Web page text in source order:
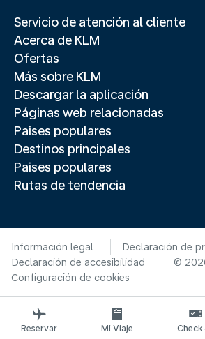
Servicio de atención al cliente
Acerca de KLM
Ofertas
Más sobre KLM
Descargar la aplicación
Páginas web relacionadas
Paises populares
Destinos principales
Paises populares
Rutas de tendencia
Información legal
Declaración de
Declaración de accesibilidad
©
Configuración de cookies
Reservar Mi Viaje